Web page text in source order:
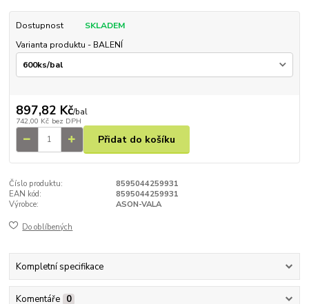
Dostupnost
SKLADEM
Varianta produktu - BALENÍ
897,82 Kč/bal
742,00 Kč bez DPH
Přidat do košíku
Číslo produktu:
8595044259931
EAN kód:
8595044259931
Výrobce:
ASON-VALA
Do oblíbených
Kompletní specifikace
Komentáře 0